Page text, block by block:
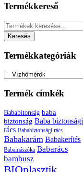
Termékkereső
Keresés
a
következőre:
Keresés
Termékkategóriák
Termék címkék
Bababitonság baba
biztonság Baba biztonsági
rács Bababiztonsági rács
Babakarám Babakerítés
Babamászóka Babarács
bambusz